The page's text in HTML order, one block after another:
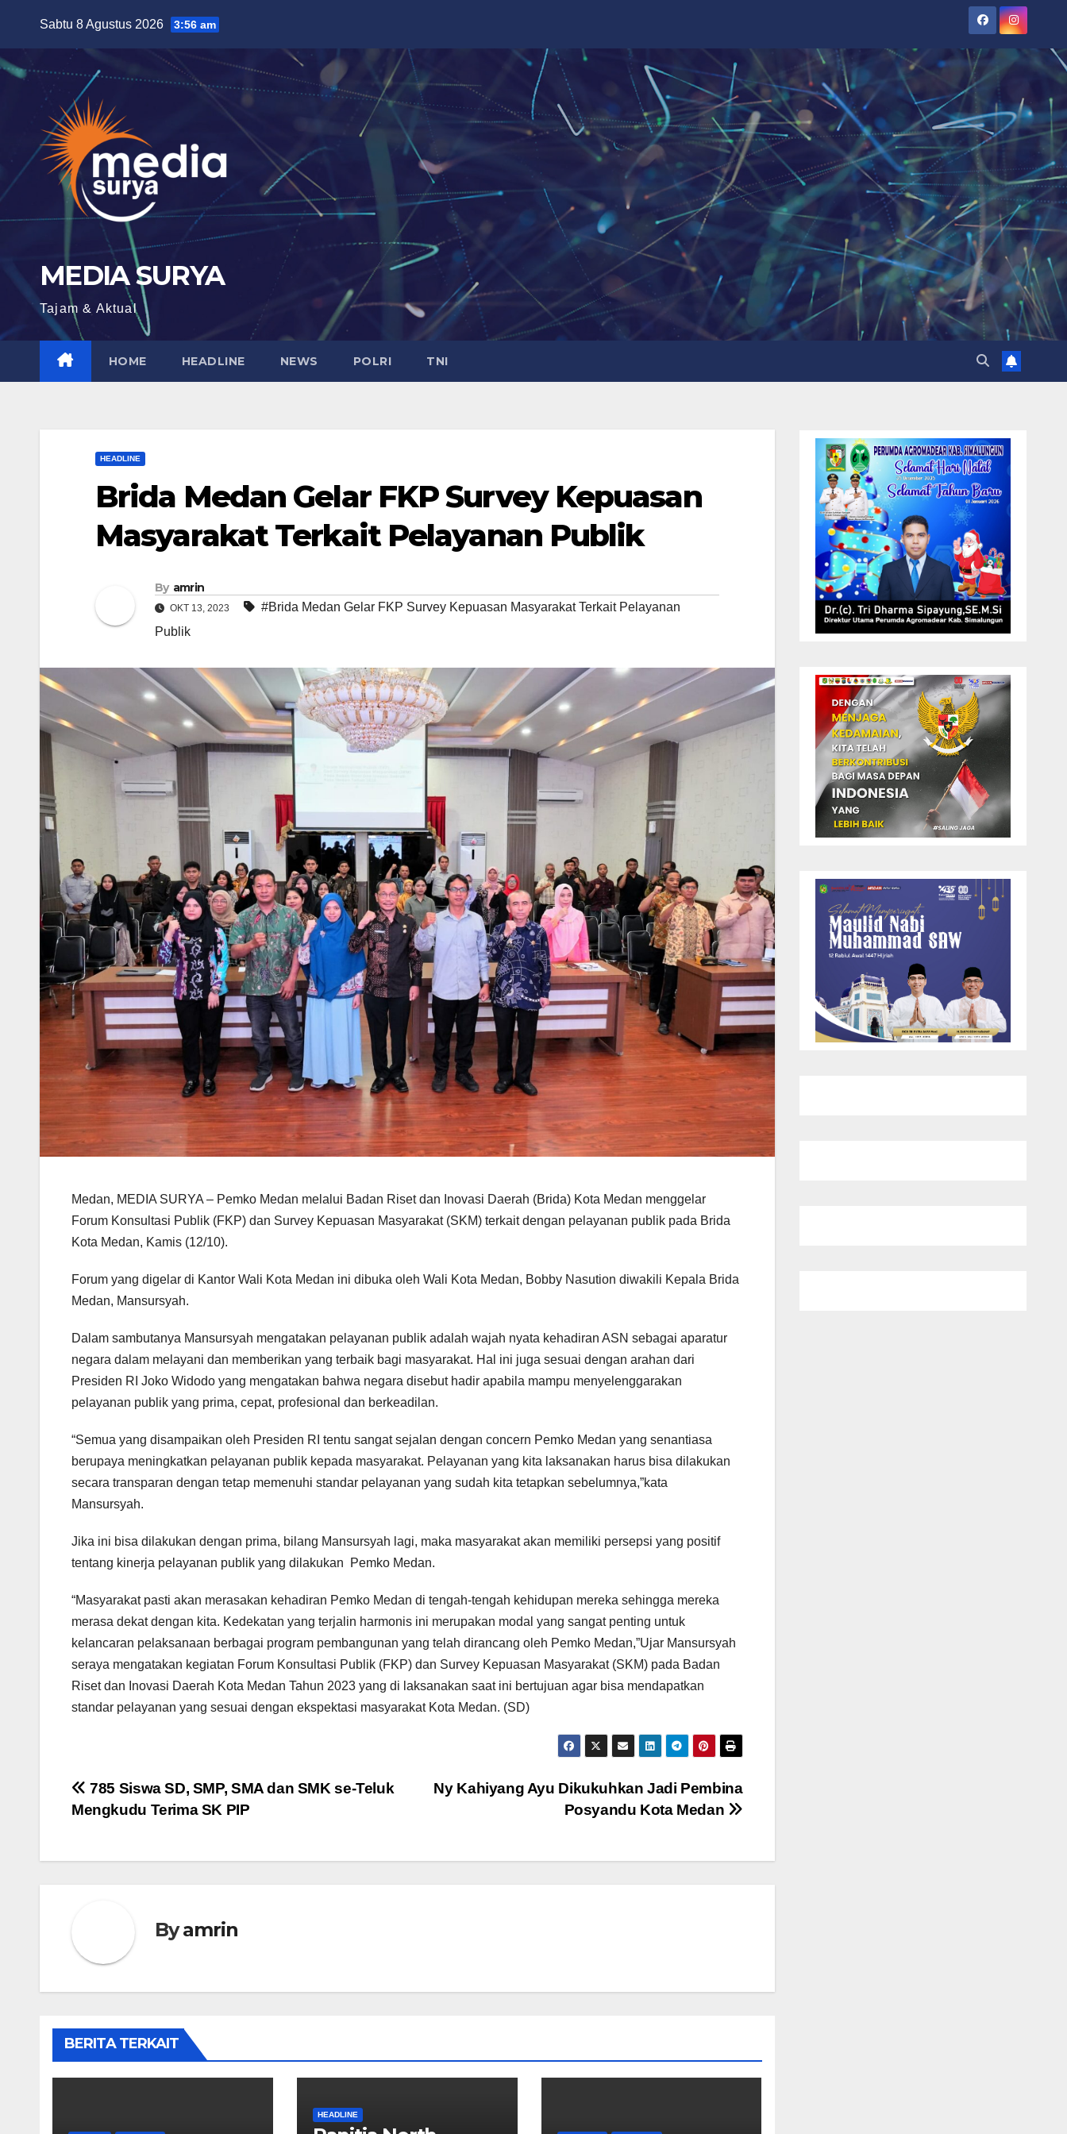
content
Sabtu 8 Agustus 2026 3:56 am
MEDIA SURYA
Tajam & Aktual
HOME HEADLINE NEWS POLRI TNI
HEADLINE
Brida Medan Gelar FKP Survey Kepuasan
Masyarakat Terkait Pelayanan Publik
By amrin
OKT 13, 2023
#Brida Medan Gelar FKP Survey Kepuasan Masyarakat Terkait Pelayanan
Publik
Medan, MEDIA SURYA – Pemko Medan melalui Badan Riset dan Inovasi Daerah (Brida) Kota Medan menggelar
Forum Konsultasi Publik (FKP) dan Survey Kepuasan Masyarakat (SKM) terkait dengan pelayanan publik pada Brida
Kota Medan, Kamis (12/10).
Forum yang digelar di Kantor Wali Kota Medan ini dibuka oleh Wali Kota Medan, Bobby Nasution diwakili Kepala Brida
Medan, Mansursyah.
Dalam sambutanya Mansursyah mengatakan pelayanan publik adalah wajah nyata kehadiran ASN sebagai aparatur
negara dalam melayani dan memberikan yang terbaik bagi masyarakat. Hal ini juga sesuai dengan arahan dari
Presiden RI Joko Widodo yang mengatakan bahwa negara disebut hadir apabila mampu menyelenggarakan
pelayanan publik yang prima, cepat, profesional dan berkeadilan.
“Semua yang disampaikan oleh Presiden RI tentu sangat sejalan dengan concern Pemko Medan yang senantiasa
berupaya meningkatkan pelayanan publik kepada masyarakat. Pelayanan yang kita laksanakan harus bisa dilakukan
secara transparan dengan tetap memenuhi standar pelayanan yang sudah kita tetapkan sebelumnya,”kata
Mansursyah.
Jika ini bisa dilakukan dengan prima, bilang Mansursyah lagi, maka masyarakat akan memiliki persepsi yang positif
tentang kinerja pelayanan publik yang dilakukan Pemko Medan.
“Masyarakat pasti akan merasakan kehadiran Pemko Medan di tengah-tengah kehidupan mereka sehingga mereka
merasa dekat dengan kita. Kedekatan yang terjalin harmonis ini merupakan modal yang sangat penting untuk
kelancaran pelaksanaan berbagai program pembangunan yang telah dirancang oleh Pemko Medan,”Ujar Mansursyah
seraya mengatakan kegiatan Forum Konsultasi Publik (FKP) dan Survey Kepuasan Masyarakat (SKM) pada Badan
Riset dan Inovasi Daerah Kota Medan Tahun 2023 yang di laksanakan saat ini bertujuan agar bisa mendapatkan
standar pelayanan yang sesuai dengan ekspektasi masyarakat Kota Medan. (SD)
Navigasi
pos
Ny Kahiyang Ayu Dikukuhkan Jadi Pembina
Posyandu Kota Medan
785 Siswa SD, SMP, SMA dan SMK se-Teluk
Mengkudu Terima SK PIP
Byamrin
BERITA TERKAIT
HEADLINE